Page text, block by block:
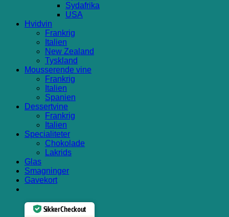
Sydafrika
USA
Hvidvin
Frankrig
Italien
New Zealand
Tyskland
Mousserende vine
Frankrig
Italien
Spanien
Dessertvine
Frankrig
Italien
Specialiteter
Chokolade
Lakrids
Glas
Smagninger
Gavekort
Sikker Checkout